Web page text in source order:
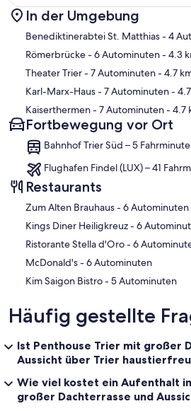
Karte
In der Umgebung
Benediktinerabtei St. Matthias- 4
Römerbrücke- 6 Autominuten- 4.3
Theater Trier- 7 Autominuten- 4.7
Karl-Marx-Haus- 7 Autominuten-
Kaiserthermen- 7 Autominuten- 4.7
Fortbewegung vor Ort
Bahnhof Trier Süd – 5
Flughafen Findel (LUX) – 41
Restaurants
‪Zum Alten Brauhaus - ‬6 Autominuten
‪Kings Diner Heiligkreuz - ‬6
‪Ristorante Stella d'Oro - ‬6
‪McDonald's - ‬6 Autominuten
‪Kim Saigon Bistro - ‬5 Autominuten
Häufig gestellte
Ist Penthouse Trier mit großer
Aussicht über Trier
Wie viel kostet ein Aufenthalt
großer Dachterrasse und